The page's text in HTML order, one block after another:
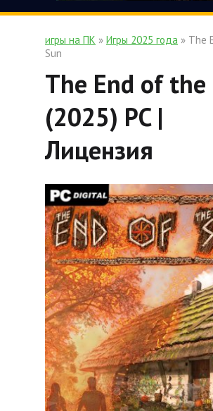
игры на ПК » Игры 2025 года » The
Sun
The End of the
(2025) PC |
Лицензия